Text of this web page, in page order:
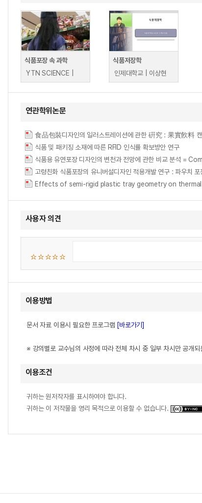
식품포장 속 과학
YTN SCIENCE |
식품저장학
인제대학교 | 이상현
연관학위논문
食品包裝디자인의 일러스트레이션에 관한 硏究 : 果實飮料
식품 및 패키징 소재에 따른 RFID 인식률 확보방안 연구
식품용 유연포장 디자인의 변천과 전망에 관한 비교 분
고령친화 식품포장의 유니버설디자인 적용개발 연구 : 파우치 포
Effects of semi-rigid plastic tray geometry on
사용자 의견
이용방법
문서 자료 이용시 필요한 프로그램 [바로가기]
※ 강의별로 교수님의 사정에 따라 전체 차시 중 일부 차시만 공개
이용조건
귀하는 원저작자를 표시하여야 합니다.
귀하는 이 저작물을 영리 목적으로 이용할 수 없습니다.